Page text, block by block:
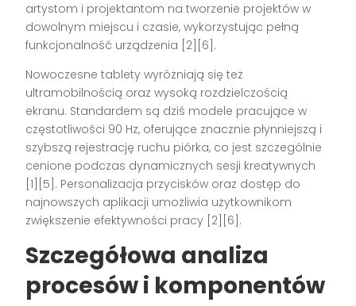
artystom i projektantom na tworzenie projektów w
dowolnym miejscu i czasie, wykorzystując pełną
funkcjonalność urządzenia [2][6] .
Nowoczesne tablety wyróżniają się też
ultramobilnością oraz wysoką rozdzielczością
ekranu. Standardem są dziś modele pracujące w
częstotliwości 90 Hz, oferujące znacznie płynniejszą i
szybszą rejestrację ruchu piórka, co jest szczególnie
cenione podczas dynamicznych sesji kreatywnych
[1][5] . Personalizacja przycisków oraz dostęp do
najnowszych aplikacji umożliwia użytkownikom
zwiększenie efektywności pracy [2][6] .
Szczegółowa analiza
procesów i komponentów